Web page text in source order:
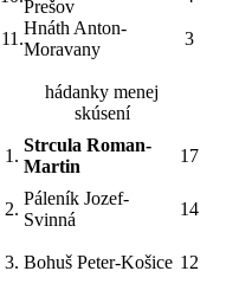
Prešov
11.
Hnáth Anton-
Moravany
3
hádanky menej
skúsení
1.
Strcula Roman-
Martin
17
2.
Páleník Jozef-
Svinná
14
3. Bohuš Peter-Košice 12